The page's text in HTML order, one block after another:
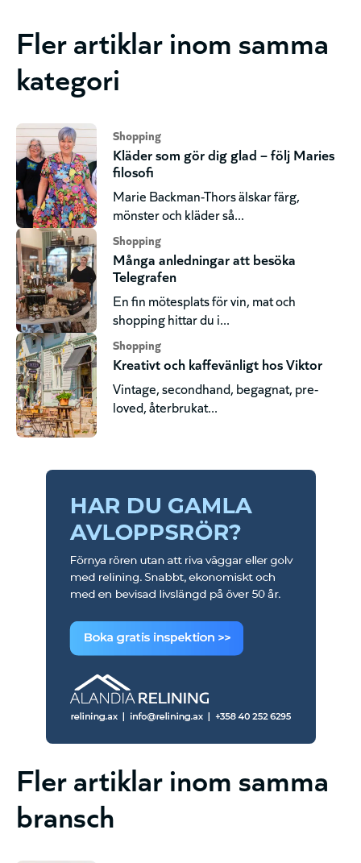
Fler artiklar inom samma
kategori
Shopping
Kläder som gör dig glad – följ Maries
filosofi
Marie Backman-Thors älskar färg,
mönster och kläder så...
Shopping
Många anledningar att besöka
Telegrafen
En fin mötesplats för vin, mat och
shopping hittar du i...
Shopping
Kreativt och kaffevänligt hos Viktor
Vintage, secondhand, begagnat, pre-
loved, återbrukat...
Fler artiklar inom samma
bransch